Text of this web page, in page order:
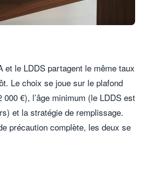
et le LDDS partagent le même taux
Le choix se joue sur le plafond
000 €), l’âge minimum (le LDDS est
et la stratégie de remplissage.
précaution complète, les deux se